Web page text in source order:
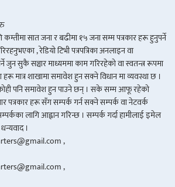
कम्तीमा सात जना र बढीमा १५ जना सम्म पत्रकार हरू हुनुपर्ने
, रेडियो टिभी पत्रपत्रिका अनलाइन वा
जुन सुकै सञ्चार माध्यममा काम गरिरहेको वा स्वतन्त्र रूपमा
मात्र शाखामा समावेश हुन सक्ने विधान मा व्यवस्था छ ।
कोही पनि समावेश हुन पाउने छन् । सके सम्म आफू रहेको
पत्रकार हरू सँग सम्पर्क गर्न सक्ने सम्पर्क वा नेटवर्क
लागि आह्वान गरिन्छ । सम्पर्क गर्दा हामीलाई इमेल
।
,
,